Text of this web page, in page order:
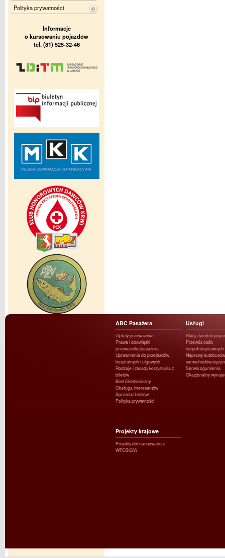
Polityka prywatności
Informacje
o kursowaniu pojazdów
tel. (81) 525-32-46
ABC Pasażera
Opłaty przewozowe
Prawa i obowiązki
przewoźnika/pasażera
Uprawnienia do przejazdów
bezpłatnych i ulgowych
Rodzaje i zasady korzystania z
biletów
Bilet Elektroniczny
Obsługa interesantów
Sprzedaż biletów
Polityka prywatności
Usługi
Stacja kontroli
Przewóz osób
niepełnosprawnych
Naprawy
samochodów
Serwis ogumienia
Okazjonalny
Projekty krajowe
Projekty dofinansowane z
WFOŚiGW